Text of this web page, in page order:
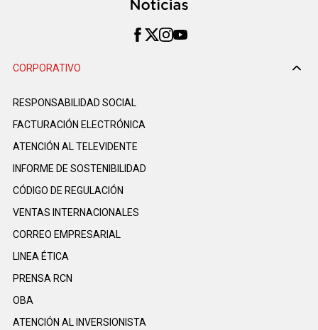
CORPORATIVO
RESPONSABILIDAD SOCIAL
FACTURACIÓN ELECTRÓNICA
ATENCIÓN AL TELEVIDENTE
INFORME DE SOSTENIBILIDAD
CÓDIGO DE REGULACIÓN
VENTAS INTERNACIONALES
CORREO EMPRESARIAL
LINEA ÉTICA
PRENSA RCN
OBA
ATENCIÓN AL INVERSIONISTA